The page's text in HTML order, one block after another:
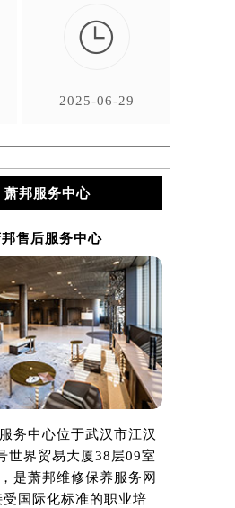

2025-06-29
萧邦服务中心
售后服务中心
务中心位于武汉市江汉
世界贸易大厦38层09室
是萧邦维修保养服务网
国际化标准的职业培